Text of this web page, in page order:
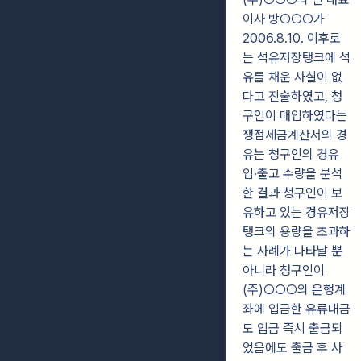
이사 방○○○가
2006.8.10. 이후로
는 석유저장탱크에 석
유를 채운 사실이 없
다고 진술하였고, 청
구인이 매입하였다는
쟁점세금계산서의 경
유는 청구인의 경유
입·출고 수량을 분석
한 결과 청구인이 보
유하고 있는 경유저장
탱크의 용량을 초과하
는 사례가 나타날 뿐
아니라 청구인이
(주)○○○의 은행계
좌에 입금한 유류대금
도 입금 즉시 출금되
었음에도 출금 후 사